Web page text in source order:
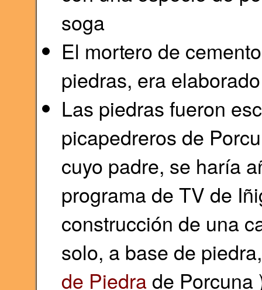
soga
El mortero de
piedras, era
Las piedras fueron
picapedreros de
cuyo padre, se haría
programa de TV de
construcción de una
solo, a base de
de Piedrade Porcuna